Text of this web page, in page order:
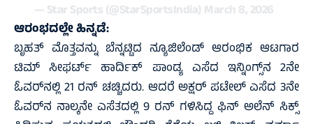
— Star Sports (@StarSportsIndia) March 8, 2026
ಆರಂಭದಲ್ಲೇ ಹಿನ್ನಡೆ:
ಬೃಹತ್‌ ಮೊತ್ತವನ್ನು ಬೆನ್ನಟ್ಟಿದ ನ್ಯೂಜಿಲೆಂಡ್‌ ಆರಂಭಿಕ ಆಟಗಾರ
ಟಿಮ್ ಸೀಫರ್ಟ್ ಹಾರ್ದಿಕ್‌ ಪಾಂಡ್ಯ ಎಸೆದ ಇನ್ನಿಂಗ್ಸ್‌ನ 2ನೇ
ಓವರ್‌ನಲ್ಲಿ 21 ರನ್‌ ಚಚ್ಚಿದರು. ಆದರೆ ಅಕ್ಷರ್‌ ಪಟೇಲ್‌ ಎಸೆದ 3ನೇ
ಓವರ್‌ನ ನಾಲ್ಕನೇ ಎಸೆತದಲ್ಲಿ 9 ರನ್‌ ಗಳಿಸಿದ್ದ ಫಿನ್‌ ಅಲೆನ್‌ ಸಿಕ್ಸ್‌